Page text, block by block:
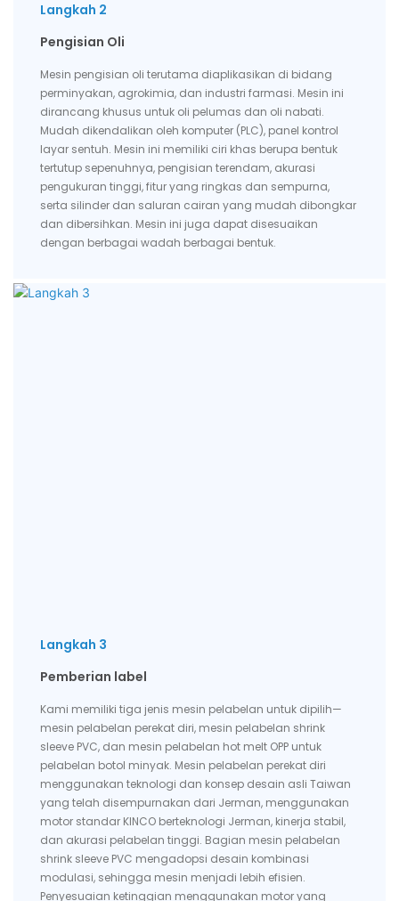
Langkah 2
Pengisian Oli
Mesin pengisian oli terutama diaplikasikan di bidang
perminyakan, agrokimia, dan industri farmasi. Mesin ini
dirancang khusus untuk oli pelumas dan oli nabati.
Mudah dikendalikan oleh komputer (PLC), panel kontrol
layar sentuh. Mesin ini memiliki ciri khas berupa bentuk
tertutup sepenuhnya, pengisian terendam, akurasi
pengukuran tinggi, fitur yang ringkas dan sempurna,
serta silinder dan saluran cairan yang mudah dibongkar
dan dibersihkan. Mesin ini juga dapat disesuaikan
dengan berbagai wadah berbagai bentuk.
Langkah 3
Pemberian label
Kami memiliki tiga jenis mesin pelabelan untuk dipilih—
mesin pelabelan perekat diri, mesin pelabelan shrink
sleeve PVC, dan mesin pelabelan hot melt OPP untuk
pelabelan botol minyak. Mesin pelabelan perekat diri
menggunakan teknologi dan konsep desain asli Taiwan
yang telah disempurnakan dari Jerman, menggunakan
motor standar KINCO berteknologi Jerman, kinerja stabil,
dan akurasi pelabelan tinggi. Bagian mesin pelabelan
shrink sleeve PVC mengadopsi desain kombinasi
modulasi, sehingga mesin menjadi lebih efisien.
Penyesuaian ketinggian menggunakan motor yang